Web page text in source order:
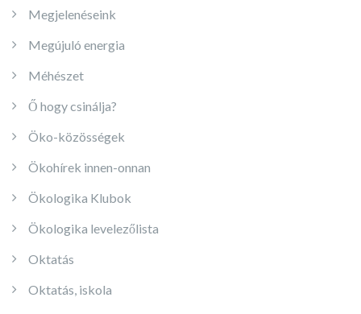
Megjelenéseink
Megújuló energia
Méhészet
Ő hogy csinálja?
Öko-közösségek
Ökohírek innen-onnan
Ökologika Klubok
Ökologika levelezőlista
Oktatás
Oktatás, iskola